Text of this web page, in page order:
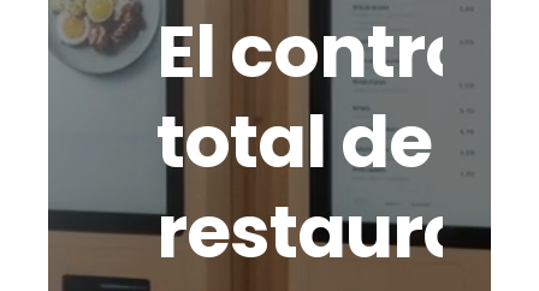
El control
total de tu